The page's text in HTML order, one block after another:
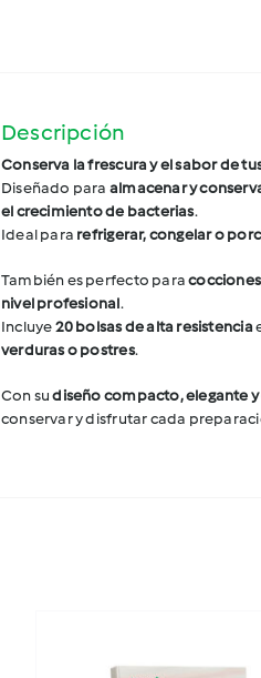
Descripción
Conserva la frescura y el sabor de
Diseñado para almacenar y
el crecimiento de bacterias.
Ideal para refrigerar, congelar o
También es perfecto para
nivel profesional.
Incluye20 bolsas de alta resistencia
verduras o postres.
Con sudiseño compacto, elegante
conservar y disfrutar cada